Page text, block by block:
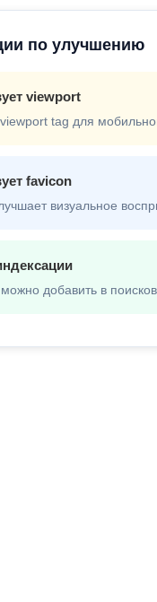
по улучшению
viewport
tag для
favicon
визуальное
добавить в